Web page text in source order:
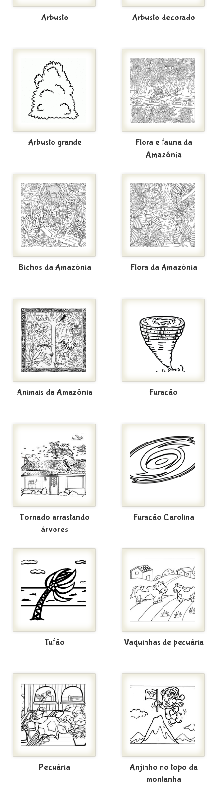
Arbusto Arbusto decorado
Arbusto grande
Flora e fauna da
Amazônia
Bichos da Amazônia Flora da Amazônia
Animais da Amazônia Furacão
Tornado arrastando
árvores
Furacão Carolina
Tufão Vaquinhas de pecuária
Pecuária
Anjinho no topo da
montanha